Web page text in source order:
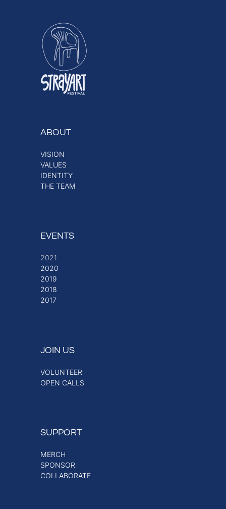
ABOUT
VISION
VALUES
IDENTITY
THE TEAM
EVENTS
2021
2020
2019
2018
2017
JOIN US
VOLUNTEER
OPEN CALLS
SUPPORT
MERCH
SPONSOR
COLLABORATE